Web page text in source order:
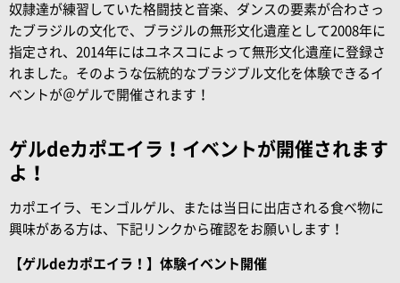
奴隷達が練習していた格闘技と音楽、ダンスの要素が合わさっ
たブラジルの文化で、ブラジルの無形文化遺産として2008年に
指定され、2014年にはユネスコによって無形文化遺産に登録さ
れました。そのような伝統的なブラジブル文化を体験できるイ
ベントが＠ゲルで開催されます！
ゲルdeカポエイラ！イベントが開催されます
よ！
カポエイラ、モンゴルゲル、または当日に出店される食べ物に
興味がある方は、下記リンクから確認をお願いします！
【ゲルdeカポエイラ！】体験イベント開催